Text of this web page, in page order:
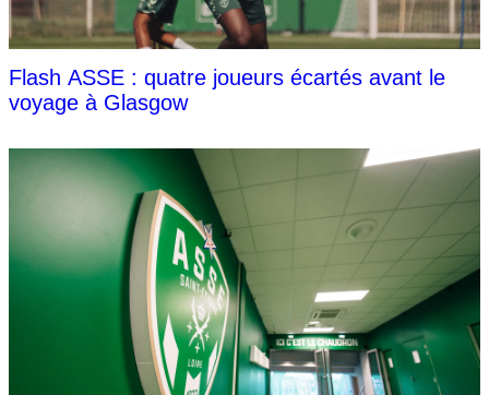
Flash ASSE : quatre joueurs écartés avant le
voyage à Glasgow